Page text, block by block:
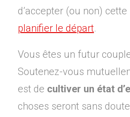
d’accepter (ou non)
planifier le départ.
Vous êtes un futur
Soutenez-vous
est de cultiver un état
choses seront sans